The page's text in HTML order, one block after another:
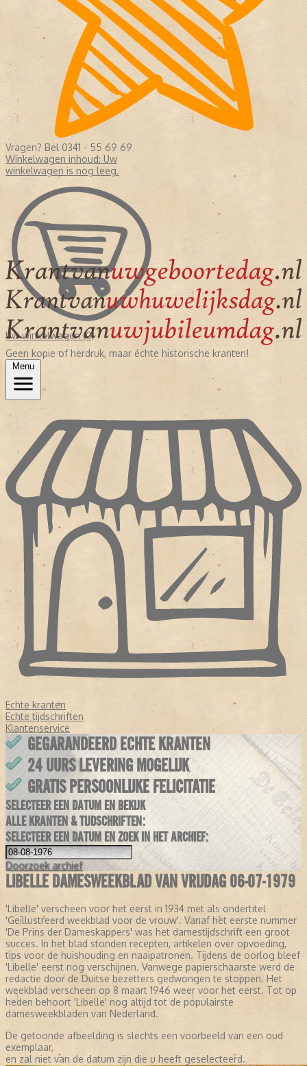
Vragen? Bel 0341 - 55 69 69
Winkelwagen inhoud: Uw
winkelwagen is nog leeg.
Uw winkelwagen (0)
Geen kopie of herdruk, maar échte historische kranten!
Menu
Echte kranten
Echte tijdschriften
Klantenservice
GEGARANDEERD ECHTE KRANTEN
24 UURS LEVERING MOGELIJK
GRATIS PERSOONLIJKE FELICITATIE
SELECTEER EEN DATUM EN BEKIJK
ALLE KRANTEN & TIJDSCHRIFTEN:
SELECTEER EEN DATUM EN ZOEK IN HET ARCHIEF:
Doorzoek archief
LIBELLE DAMESWEEKBLAD VAN VRIJDAG 06-07-1979
'Libelle' verscheen voor het eerst in 1934 met als ondertitel
'Geïllustreerd weekblad voor de vrouw'. Vanaf het eerste nummer
'De Prins der Dameskappers' was het damestijdschrift een groot
succes. In het blad stonden recepten, artikelen over opvoeding,
tips voor de huishouding en naaipatronen. Tijdens de oorlog bleef
'Libelle' eerst nog verschijnen. Vanwege papierschaarste werd de
redactie door de Duitse bezetters gedwongen te stoppen. Het
weekblad verscheen op 8 maart 1946 weer voor het eerst. Tot op
heden behoort 'Libelle' nog altijd tot de populairste
damesweekbladen van Nederland.
De getoonde afbeelding is slechts een voorbeeld van een oud
exemplaar,
en zal niet van de datum zijn die u heeft geselecteerd.